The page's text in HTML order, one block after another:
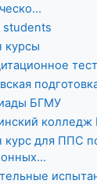
students
курсы
БГМУ
колледж
курс для ППС